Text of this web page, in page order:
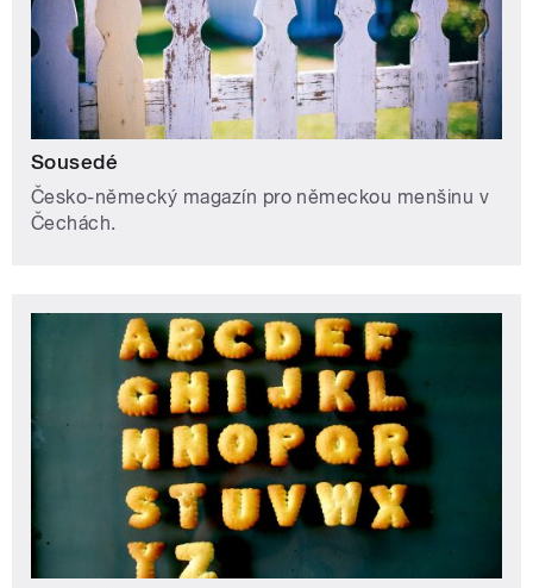
Sousedé
Česko-německý magazín pro německou menšinu v
Čechách.